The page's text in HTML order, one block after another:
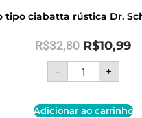
tipo ciabatta rústica Dr.
R$32,80 R$10,99
- +
Adicionar ao carrinho